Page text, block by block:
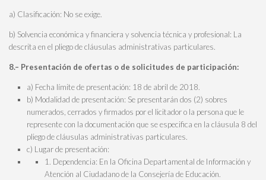
a) Clasificación: No se exige.
b) Solvencia económica y financiera y solvencia técnica y profesional: La
descrita en el pliego de cláusulas administrativas particulares.
8.– Presentación de ofertas o de solicitudes de participación:
a) Fecha límite de presentación: 18 de abril de 2018.
b) Modalidad de presentación: Se presentarán dos (2) sobres
numerados, cerrados y firmados por el licitador o la persona que le
represente con la documentación que se especifica en la cláusula 8 del
pliego de cláusulas administrativas particulares.
c) Lugar de presentación:
1. Dependencia: En la Oficina Departamental de Información y
Atención al Ciudadano de la Consejería de Educación.